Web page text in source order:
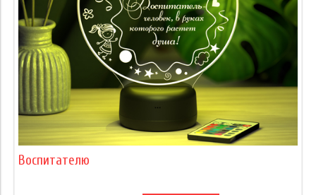
Воспитателю